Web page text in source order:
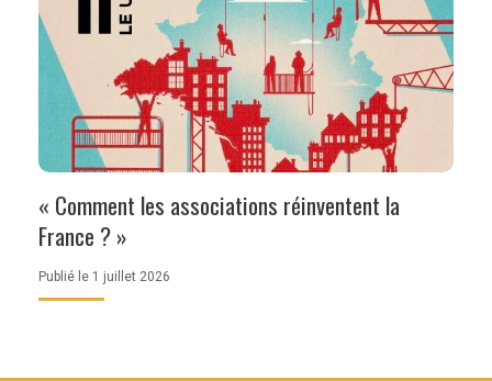
« Comment les associations réinventent la
France ? »
Publié le 1 juillet 2026